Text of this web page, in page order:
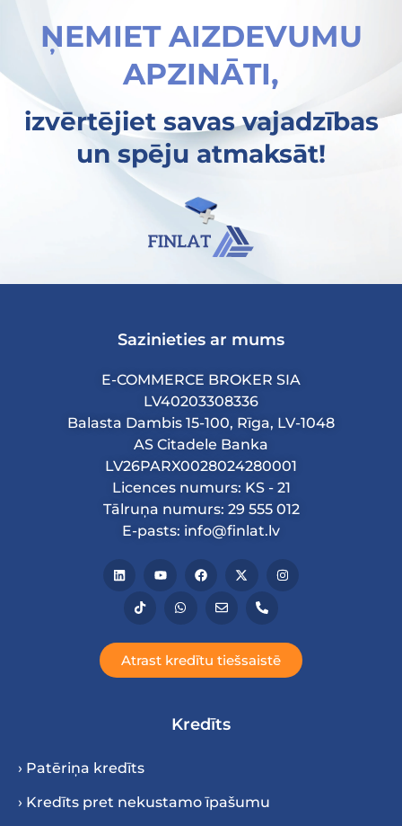
ŅEMIET AIZDEVUMU
APZINĀTI,
izvērtējiet savas vajadzības
un spēju atmaksāt!
Sazinieties ar mums
E-COMMERCE BROKER SIA
LV40203308336
Balasta Dambis 15-100, Rīga, LV-1048
AS Citadele Banka
LV26PARX0028024280001
Licences numurs: KS - 21
Tālruņa numurs: 29 555 012
E-pasts: info@finlat.lv
Atrast kredītu tiešsaistē
Kredīts
› Patēriņa kredīts
› Kredīts pret nekustamo īpašumu